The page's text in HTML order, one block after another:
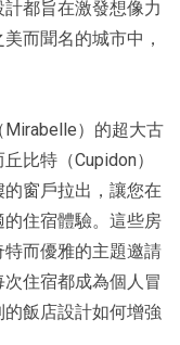
都旨在激發想像力
而聞名的城市中，
）的超大古
比特（Cupidon）
窗戶拉出，讓您在
住宿體驗。這些房
而優雅的主題邀請
住宿都成為個人冒
飯店設計如何增強